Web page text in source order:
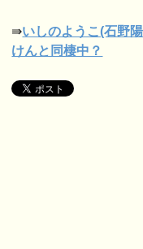
⇛いしのようこ(石野
けんと同棲中？